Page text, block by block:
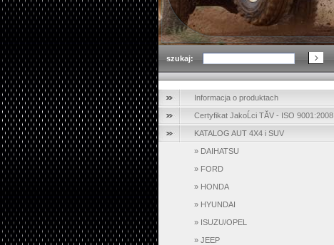
szukaj:
Informacja o produktach
Certyfikat JakoĹci TĂV - ISO 9001:2008
KATALOG AUT 4X4 i SUV
» DAIHATSU
» FORD
» HONDA
» HYUNDAI
» ISUZU/OPEL
» JEEP